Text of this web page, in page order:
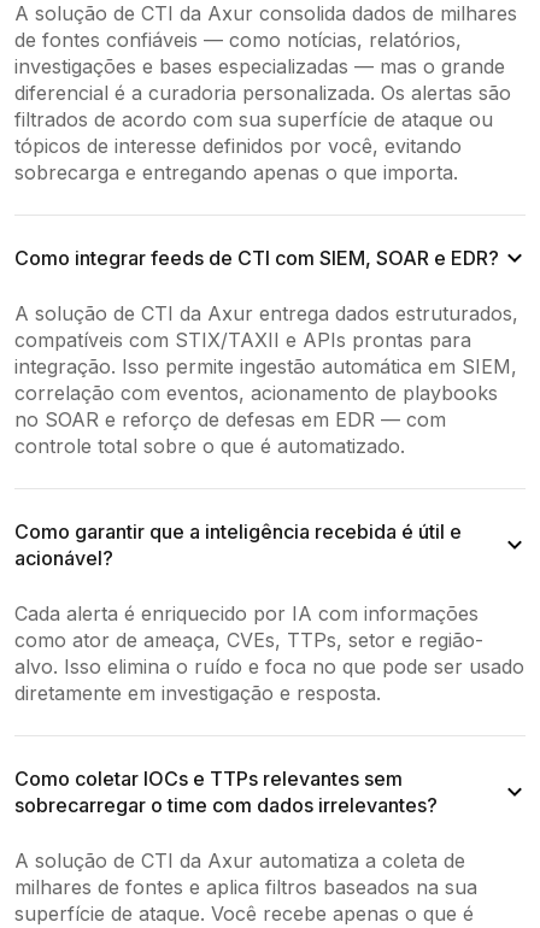
A solução de CTI da Axur consolida dados de milhares
de fontes confiáveis — como notícias, relatórios,
investigações e bases especializadas — mas o grande
diferencial é a curadoria personalizada. Os alertas são
filtrados de acordo com sua superfície de ataque ou
tópicos de interesse definidos por você, evitando
sobrecarga e entregando apenas o que importa.
Como integrar feeds de CTI com SIEM, SOAR e EDR?
A solução de CTI da Axur entrega dados estruturados,
compatíveis com STIX/TAXII e APIs prontas para
integração. Isso permite ingestão automática em SIEM,
correlação com eventos, acionamento de playbooks
no SOAR e reforço de defesas em EDR — com
controle total sobre o que é automatizado.
Como garantir que a inteligência recebida é útil e
acionável?
Cada alerta é enriquecido por IA com informações
como ator de ameaça, CVEs, TTPs, setor e região-
alvo. Isso elimina o ruído e foca no que pode ser usado
diretamente em investigação e resposta.
Como coletar IOCs e TTPs relevantes sem
sobrecarregar o time com dados irrelevantes?
A solução de CTI da Axur automatiza a coleta de
milhares de fontes e aplica filtros baseados na sua
superfície de ataque. Você recebe apenas o que é